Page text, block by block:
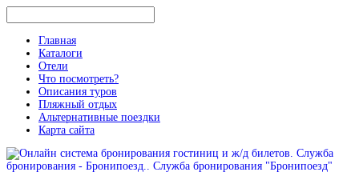
Главная
Каталоги
Отели
Что посмотреть?
Описания туров
Пляжный отдых
Альтернативные поездки
Карта сайта